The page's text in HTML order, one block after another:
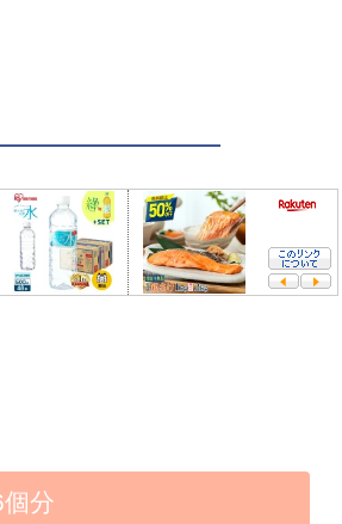
分